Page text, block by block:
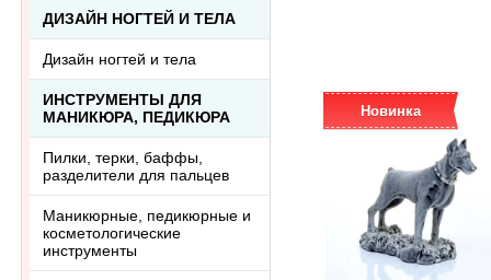
Новинка
ДИЗАЙН НОГТЕЙ И ТЕЛА
Дизайн ногтей и тела
ИНСТРУМЕНТЫ ДЛЯ
МАНИКЮРА, ПЕДИКЮРА
Пилки, терки, баффы,
разделители для пальцев
Маникюрные, педикюрные и
косметологические
инструменты